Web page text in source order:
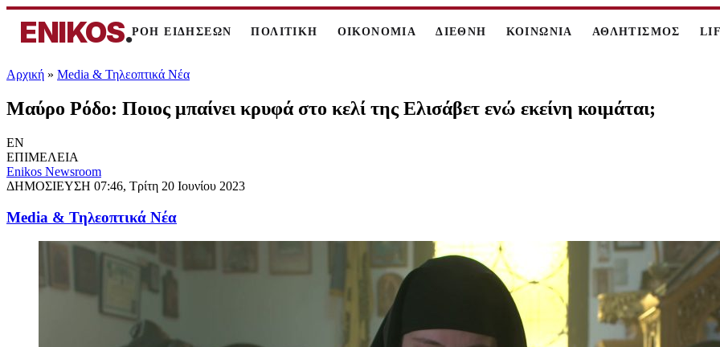
ENIKOS.ΡΟΗ ΕΙΔΗΣΕΩΝ ΠΟΛΙΤΙΚΗ ΟΙΚΟΝΟΜΙΑ ΔΙΕΘΝΗ ΚΟΙΝΩΝΙΑ ΑΘΛΗΤΙΣΜΟΣ
Αρχική » Media & Τηλεοπτικά Νέα
Μαύρο Ρόδο: Ποιος μπαίνει κρυφά στο κελί της Ελισάβετ ενώ εκείνη κοιμάται;
EN
ΕΠΙΜΕΛΕΙΑ
Enikos Newsroom
ΔΗΜΟΣΙΕΥΣΗ 07:46, Τρίτη 20 Ιουνίου 2023
Media & Τηλεοπτικά Νέα